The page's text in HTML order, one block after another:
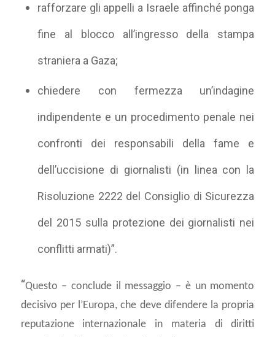
rafforzare gli appelli a Israele affinché ponga
fine al blocco all’ingresso della stampa
straniera a Gaza;
chiedere con fermezza un’indagine
indipendente e un procedimento penale nei
confronti dei responsabili della fame e
dell’uccisione di giornalisti (in linea con la
Risoluzione 2222 del Consiglio di Sicurezza
del 2015 sulla protezione dei giornalisti nei
conflitti armati)”.
“Questo – conclude il messaggio – è un momento
decisivo per l’Europa, che deve difendere la propria
reputazione internazionale in materia di diritti